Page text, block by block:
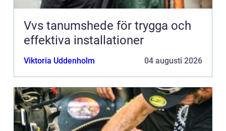
Vvs tanumshede för trygga och
effektiva installationer
Viktoria Uddenholm 04 augusti 2026